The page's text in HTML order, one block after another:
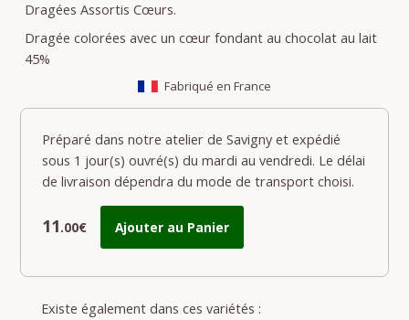
Dragées Assortis Cœurs.
Dragée colorées avec un cœur fondant au chocolat au lait
45%
Fabriqué en France
Préparé dans notre atelier de Savigny et expédié
sous 1 jour(s) ouvré(s) du mardi au vendredi. Le délai
de livraison dépendra du mode de transport choisi.
11.00€ Ajouter au Panier
Existe également dans ces variétés :